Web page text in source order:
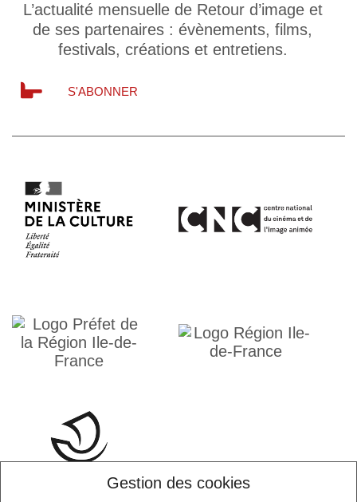
Gestion des cookies
L’actualité mensuelle de Retour d’image et
de ses partenaires : évènements, films,
festivals, créations et entretiens.
S'ABONNER